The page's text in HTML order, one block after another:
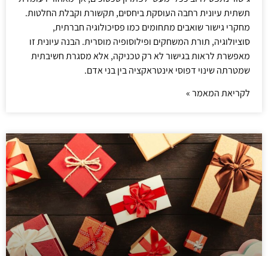
תשתית עיונית רחבה העוסקת ביחסים, תקשורת וקבלת החלטות.
מחקרי גישור שואבים מתחומים כמו פסיכולוגיה חברתית,
סוציולוגיה, תורת המשחקים ופילוסופיה מוסרית. הבנה עיונית זו
מאפשרת לראות בגישור לא רק טכניקה, אלא מסגרת חשיבתית
שמטרתה שינוי דפוסי אינטראקציה בין בני אדם.
לקריאת המאמר »